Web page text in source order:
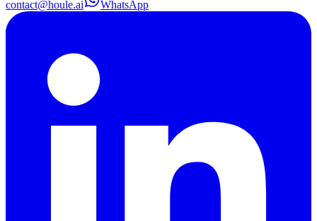
contact@houle.ai WhatsApp